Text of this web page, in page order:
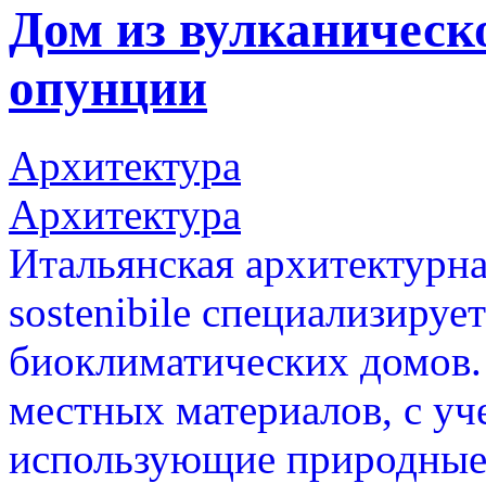
Дом из
опунции
Архитектура
Архитектура
Итальянская
sostenibile
биоклиматических
местных материалов, с
использующие